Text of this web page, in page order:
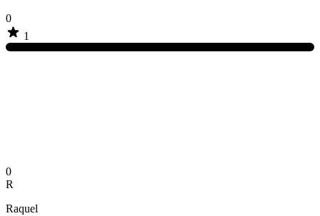
0
1
0
R
Raquel